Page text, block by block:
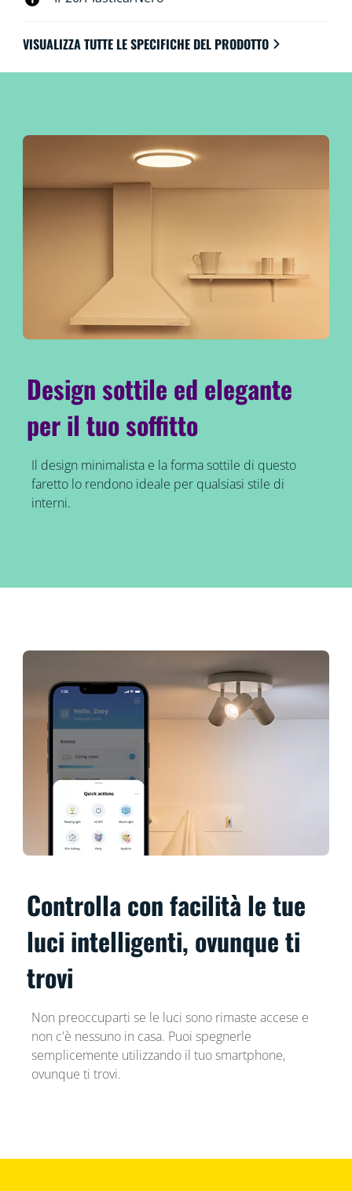
VISUALIZZA TUTTE LE SPECIFICHE DEL PRODOTTO
Design sottile ed elegante
per il tuo soffitto
Il design minimalista e la forma sottile di questo
faretto lo rendono ideale per qualsiasi stile di
interni.
Controlla con facilità le tue
luci intelligenti, ovunque ti
trovi
Non preoccuparti se le luci sono rimaste accese e
non c'è nessuno in casa. Puoi spegnerle
semplicemente utilizzando il tuo smartphone,
ovunque ti trovi.